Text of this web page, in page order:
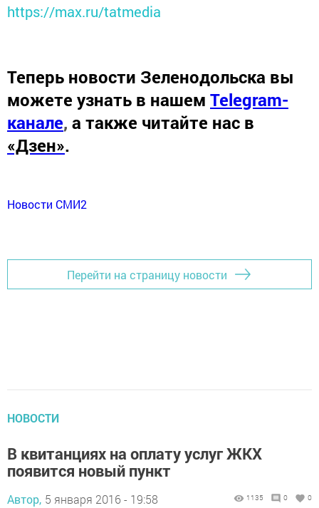
https://max.ru/tatmedia
Теперь новости Зеленодольска вы
можете узнать в нашем Telegram-
канале, а также читайте нас в
«Дзен».
Новости СМИ2
Перейти на страницу новости
НОВОСТИ
В квитанциях на оплату услуг ЖКХ
появится новый пункт
Автор, 5 января 2016 - 19:58 1135 0 0